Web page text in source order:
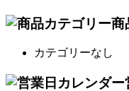
商
カテゴリーなし